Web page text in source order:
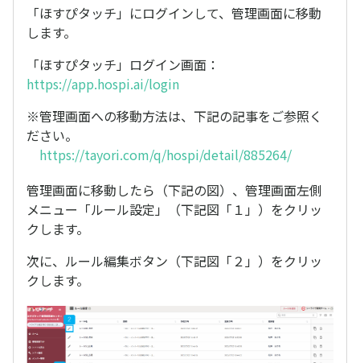
「ほすぴタッチ」にログインして、管理画面に移動
します。
「ほすぴタッチ」ログイン画面：
https://app.hospi.ai/login
※管理画面への移動方法は、下記の記事をご参照く
ださい。
https://tayori.com/q/hospi/detail/885264/
管理画面に移動したら（下記の図）、管理画面左側
メニュー「ルール設定」（下記図「１」）をクリッ
クします。
次に、ルール編集ボタン（下記図「２」）をクリッ
クします。